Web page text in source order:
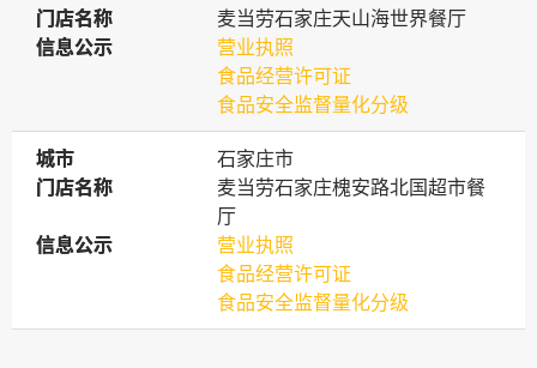
门店名称
门店名称
麦当劳石家庄天山海世界餐厅
信息公示
信息公示
营业执照
食品经营许可证
食品安全监督量化分级
城市
城市
石家庄市
门店名称
门店名称
麦当劳石家庄槐安路北国超市餐
厅
信息公示
信息公示
营业执照
食品经营许可证
食品安全监督量化分级